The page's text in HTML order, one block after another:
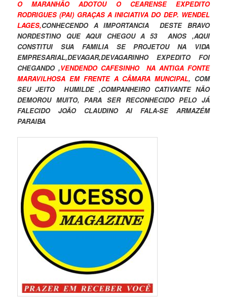
O MARANHÃO ADOTOU O CEARENSE EXPEDITO
RODRIGUES (PAI) GRAÇAS A INICIATIVA DO DEP. WENDEL
LAGES,CONHECENDO A IMPORTANCIA DESTE BRAVO
NORDESTINO QUE AQUI CHEGOU A 53 ANOS ,AQUI
CONSTITUI SUA FAMILIA SE PROJETOU NA VIDA
EMPRESARIAL,DEVAGAR,DEVAGARINHO EXPEDITO FOI
CHEGANDO ,VENDENDO CAFESINHO NA ANTIGA FONTE
MARAVILHOSA EM FRENTE A CÂMARA MUNCIPAL, COM
SEU JEITO HUMILDE ,COMPANHEIRO CATIVANTE NÃO
DEMOROU MUITO, PARA SER RECONHECIDO PELO JÁ
FALECIDO JOÃO CLAUDINO AI FALA-SE ARMAZÉM
PARAIBA